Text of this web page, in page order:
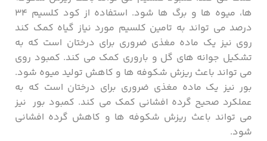
ها، میوه ها و برگ ها شود. استفاده از کود کلسیم ۳۴
درصد می تواند به تامین کلسیم مورد نیاز گیاه کمک کند
روی نیز یک ماده مغذی ضروری برای درختان است که به
تشکیل جوانه های گل و باروری کمک می کند. کمبود روی
می تواند باعث ریزش شکوفه ها و کاهش تولید میوه شود.
بور نیز یک ماده مغذی ضروری برای درختان است که به
عملکرد صحیح گرده افشانی کمک می کند. کمبود بور نیز
می تواند باعث ریزش شکوفه ها و کاهش گرده افشانی
شود.